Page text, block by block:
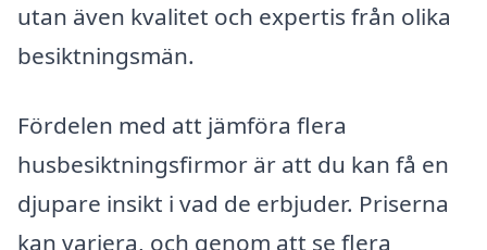
utan även kvalitet och expertis från olika
besiktningsmän.
Fördelen med att jämföra flera
husbesiktningsfirmor är att du kan få en
djupare insikt i vad de erbjuder. Priserna
kan variera, och genom att se flera